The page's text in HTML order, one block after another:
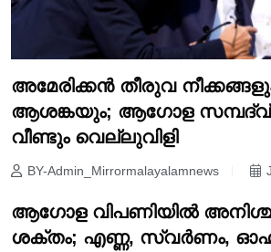
അമേരിക്കൻ തീരുവ
ആശങ്കയും; ആഗോള
വീണ്ടും വെല്ലുവിളി
BY-Admin_Mirrormalayalamnews
ആഗോള വിപണിയിൽ
ശക്തം; എണ്ണ, സ്വർണം,